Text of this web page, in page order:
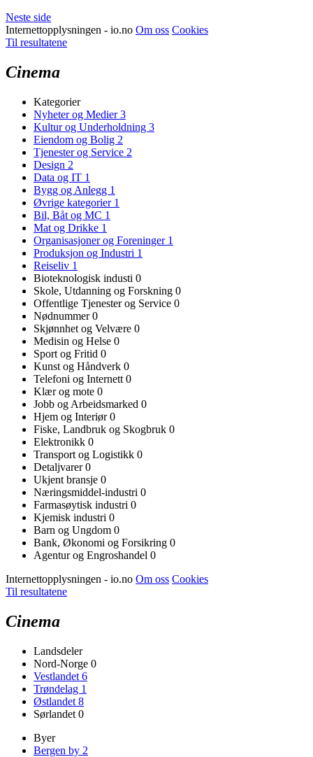
Neste side
Internettopplysningen - io.no Om oss Cookies
Til resultatene
Cinema
Kategorier
Nyheter og Medier3
Kultur og Underholdning 3
Eiendom og Bolig 2
Tjenester og Service 2
Design 2
Data og IT 1
Bygg og Anlegg 1
Øvrige kategorier 1
Bil, Båt og MC 1
Mat og Drikke 1
Organisasjoner og Foreninger 1
Produksjon og Industri 1
Reiseliv 1
Bioteknologisk industi 0
Skole, Utdanning og Forskning 0
Offentlige Tjenester og Service 0
Nødnummer0
Skjønnhet og Velvære 0
Medisin og Helse 0
Sport og Fritid 0
Kunst og Håndverk 0
Telefoni og Internett 0
Klær og mote 0
Jobb og Arbeidsmarked 0
Hjem og Interiør0
Fiske, Landbruk og Skogbruk 0
Elektronikk 0
Transport og Logistikk 0
Detaljvarer0
Ukjent bransje 0
Næringsmiddel-industri 0
Farmasøytisk industri 0
Kjemisk industri 0
Barn og Ungdom 0
Bank, Økonomi og Forsikring 0
Agentur og Engroshandel 0
Internettopplysningen - io.no Om oss Cookies
Til resultatene
Cinema
Landsdeler
Nord-Norge 0
Vestlandet 6
Trøndelag 1
Østlandet 8
Sørlandet 0
Byer
Bergen by 2